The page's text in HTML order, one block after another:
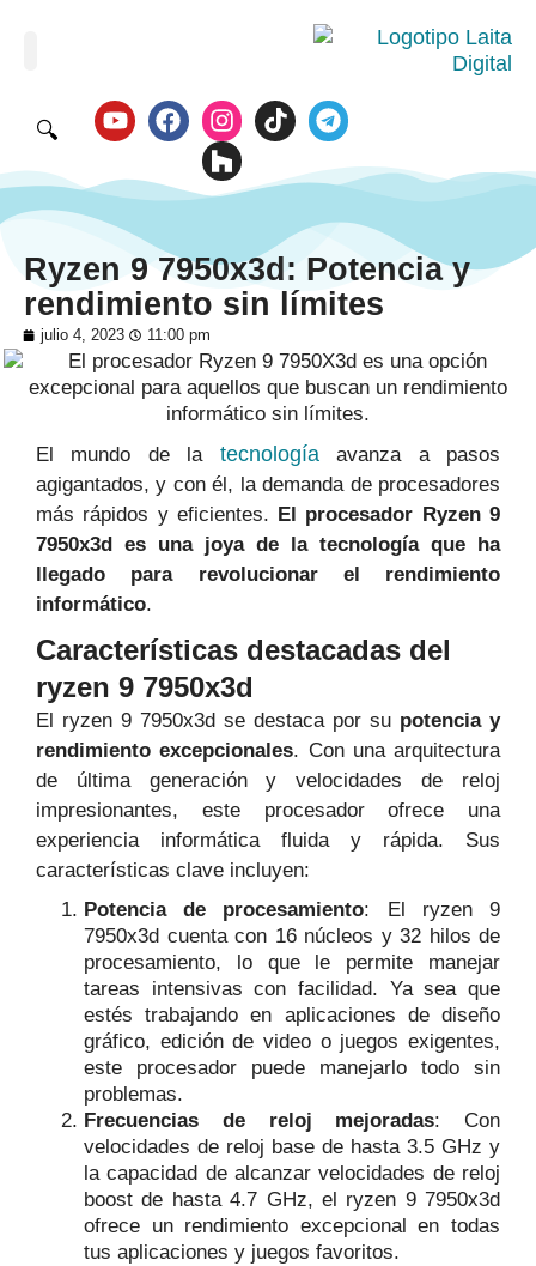
🔍
Ryzen 9 7950x3d: Potencia y
rendimiento sin límites
julio 4, 2023 11:00 pm
El mundo de latecnologíaavanza a pasos
agigantados, y con él, la demanda de procesadores
más rápidos y eficientes. El procesador Ryzen 9
7950x3d es una joya de la tecnología que ha
llegado para revolucionar el rendimiento
informático.
Características destacadas del
ryzen 9 7950x3d
El ryzen 9 7950x3d se destaca por su potencia y
rendimiento excepcionales. Con una arquitectura
de última generación y velocidades de reloj
impresionantes, este procesador ofrece una
experiencia informática fluida y rápida. Sus
características clave incluyen:
Potencia de procesamiento: El ryzen 9
7950x3d cuenta con 16 núcleos y 32 hilos de
procesamiento, lo que le permite manejar
tareas intensivas con facilidad. Ya sea que
estés trabajando en aplicaciones de diseño
gráfico, edición de video o juegos exigentes,
este procesador puede manejarlo todo sin
problemas.
Frecuencias de reloj mejoradas: Con
velocidades de reloj base de hasta 3.5 GHz y
la capacidad de alcanzar velocidades de reloj
boost de hasta 4.7 GHz, el ryzen 9 7950x3d
ofrece un rendimiento excepcional en todas
tus aplicaciones y juegos favoritos.